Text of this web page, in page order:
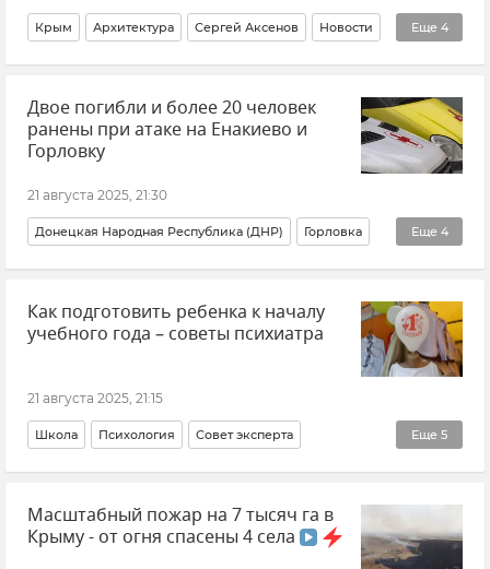
Еще 4
Крым Архитектура Сергей Аксенов Новости
Новости Крыма Алупка Ялта Городская среда
Двое погибли и более 20 человек
ранены при атаке на Енакиево и
Горловку
21 августа 2025, 21:30
Еще 4
Донецкая Народная Республика (ДНР) Горловка
Денис Пушилин
ВСУ (Вооруженные силы Украины) Обстрелы ВСУ
Как подготовить ребенка к началу
учебного года – советы психиатра
21 августа 2025, 21:15
Еще 5
Школа Психология Совет эксперта
Образование в Крыму и Севастополе Крым
Общество дети 1 сентября
Масштабный пожар на 7 тысяч га в
Крыму - от огня спасены 4 села